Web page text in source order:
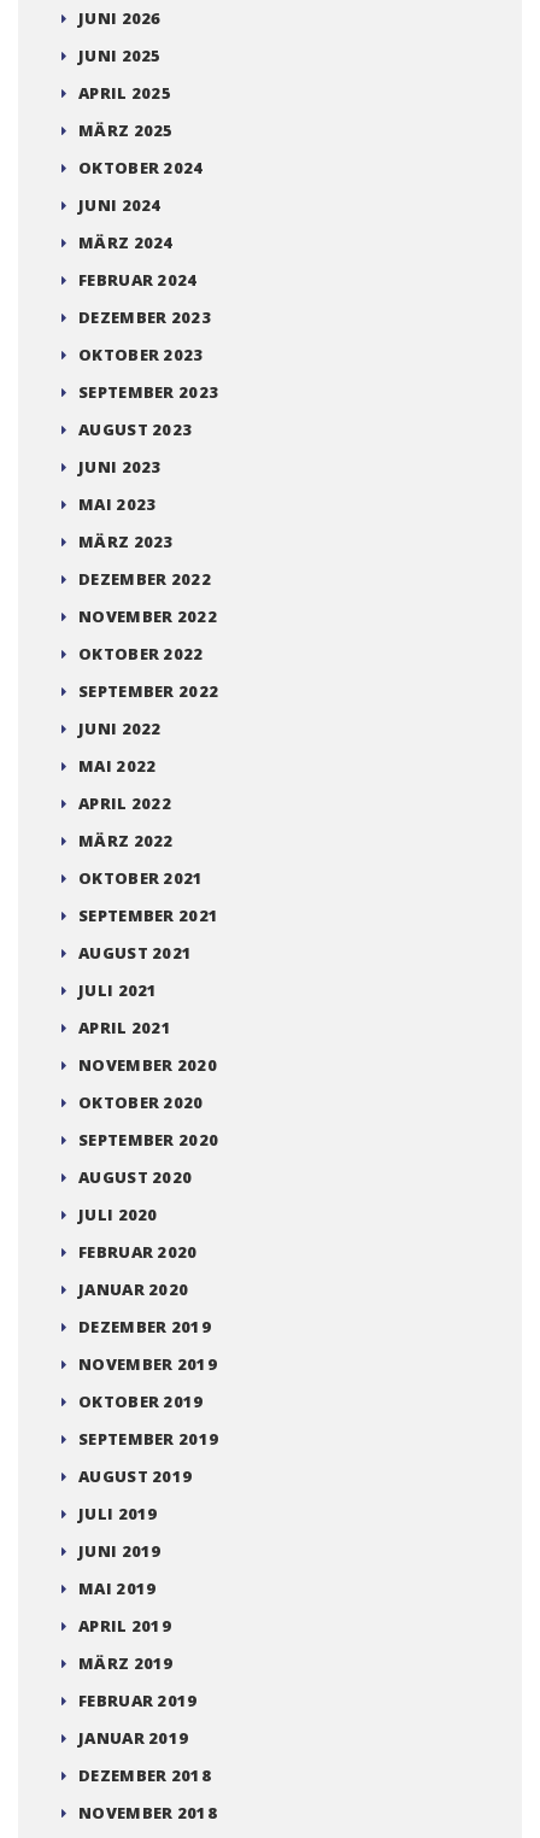
JUNI 2026
JUNI 2025
APRIL 2025
MÄRZ 2025
OKTOBER 2024
JUNI 2024
MÄRZ 2024
FEBRUAR 2024
DEZEMBER 2023
OKTOBER 2023
SEPTEMBER 2023
AUGUST 2023
JUNI 2023
MAI 2023
MÄRZ 2023
DEZEMBER 2022
NOVEMBER 2022
OKTOBER 2022
SEPTEMBER 2022
JUNI 2022
MAI 2022
APRIL 2022
MÄRZ 2022
OKTOBER 2021
SEPTEMBER 2021
AUGUST 2021
JULI 2021
APRIL 2021
NOVEMBER 2020
OKTOBER 2020
SEPTEMBER 2020
AUGUST 2020
JULI 2020
FEBRUAR 2020
JANUAR 2020
DEZEMBER 2019
NOVEMBER 2019
OKTOBER 2019
SEPTEMBER 2019
AUGUST 2019
JULI 2019
JUNI 2019
MAI 2019
APRIL 2019
MÄRZ 2019
FEBRUAR 2019
JANUAR 2019
DEZEMBER 2018
NOVEMBER 2018